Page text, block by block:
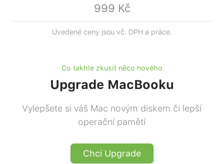
999 Kč
Uvedené ceny jsou vč. DPH a práce.
Co takhle zkusit něco nového
Upgrade MacBooku
Vylepšete si váš Mac novým diskem či lepší
operační pamětí
Chci Upgrade